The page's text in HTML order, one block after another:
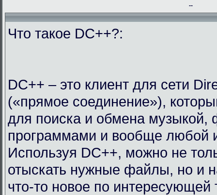
--
Что такое DC++?:
DC++ – это клиент для сети
(«прямое соединение»),
для поиска и обмена
программами и вообще любой
Используя DC++, можно не
отыскать нужные файлы, но и
что-то новое по интересующей